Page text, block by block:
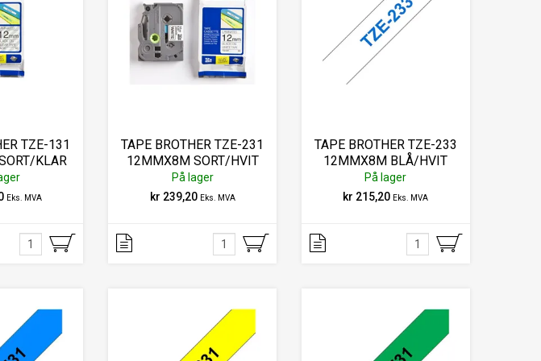
TZE-131
KLAR
Eks. MVA
TAPE BROTHER TZE-231
12MMX8M SORT/HVIT
På lager
kr 239,20 Eks. MVA
TAPE BROTHER TZE-233
12MMX8M BLÅ/HVIT
På lager
kr 215,20 Eks. MVA